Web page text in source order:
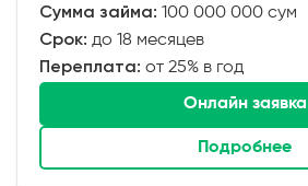
Сумма займа: 100 000 000 сум
Срок: до 18 месяцев
Переплата: от 25% в год
Онлайн заявка
Подробнее